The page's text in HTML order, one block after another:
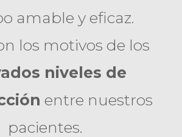
amable y eficaz.
los motivos de los
niveles de
entre nuestros
pacientes.